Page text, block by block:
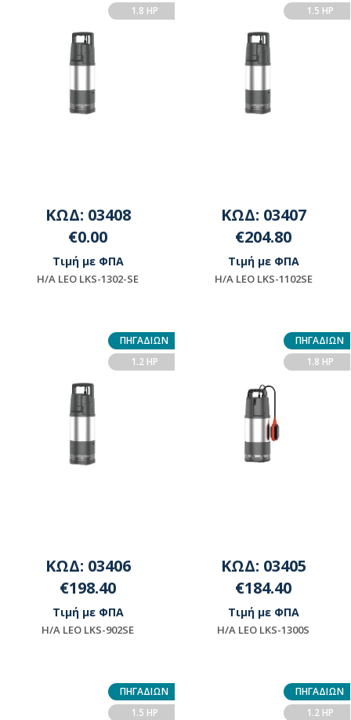
1.8 HP
ΚΩΔ: 03408
€0.00
Τιμή με ΦΠΑ
Η/Α LEO LKS-1302-SE
1.5 HP
ΚΩΔ: 03407
€204.80
Τιμή με ΦΠΑ
Η/Α LEO LKS-1102SE
ΠΗΓΑΔΙΩΝ
1.2 HP
ΚΩΔ: 03406
€198.40
Τιμή με ΦΠΑ
Η/Α LEO LKS-902SE
ΠΗΓΑΔΙΩΝ
1.8 HP
ΚΩΔ: 03405
€184.40
Τιμή με ΦΠΑ
H/A LEO LKS-1300S
ΠΗΓΑΔΙΩΝ
1.5 HP
ΠΗΓΑΔΙΩΝ
1.2 HP